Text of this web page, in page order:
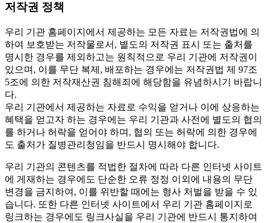
저작권 정책
우리 기관 홈페이지에서 제공하는 모든 자료는 저작권법에 의
하여 보호받는 저작물로서, 별도의 저작권 표시 또는 출처를
명시한 경우를 제외하고는 원칙적으로 우리 기관에 저작권이
있으며, 이를 무단 복제, 배포하는 경우에는 저작권법 제 97조
5조에 의한 저작재산권 침해죄에 해당함을 유념하시기 바랍니
다.
우리 기관에서 제공하는 자료로 수익을 얻거나 이에 상응하는
혜택을 얻고자 하는 경우에는 우리 기관과 사전에 별도의 협의
를 하거나 허락을 얻어야 하며, 협의 또는 허락에 의한 경우에
도 출처가 질병관리청임을 반드시 명시해야 합니다.
우리 기관의 콘텐츠를 적법한 절차에 따라 다른 인터넷 사이트
에 게재하는 경우에도 단순한 오류 정정 이외에 내용의 무단
변경을 금지하여, 이를 위반할 때에는 형사 처벌을 받을 수 있
습니다. 또한 다른 인터넷 사이트에서 우리 기관 홈페이지로
링크하는 경우에도 링크사실을 우리 기관에 반드시 통지하여